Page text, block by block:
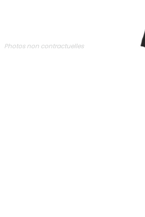
Photos non contractuelles